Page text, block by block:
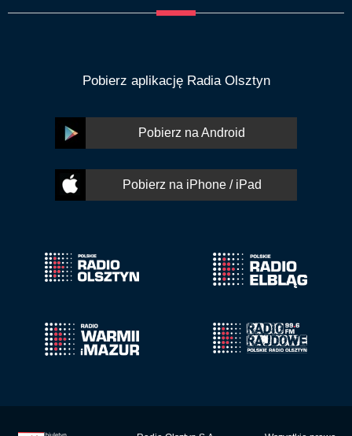
Pobierz aplikację Radia Olsztyn
Pobierz na Android
Pobierz na iPhone / iPad